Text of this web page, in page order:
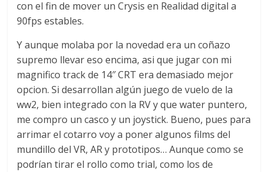
con el fin de mover un Crysis en Realidad digital a
90fps estables.
Y aunque molaba por la novedad era un coñazo
supremo llevar eso encima, asi que jugar con mi
magnifico track de 14″ CRT era demasiado mejor
opcion. Si desarrollan algún juego de vuelo de la
ww2, bien integrado con la RV y que water puntero,
me compro un casco y un joystick. Bueno, pues para
arrimar el cotarro voy a poner algunos films del
mundillo del VR, AR y prototipos… Aunque como se
podrían tirar el rollo como trial, como los de